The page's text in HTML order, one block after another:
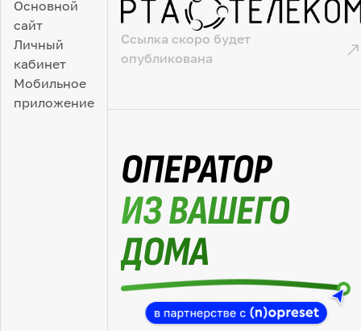
Основной
сайт
Личный
кабинет
Мобильное
приложение
Ссылка скоро будет
опубликована
ОПЕРАТОР
ИЗ ВАШЕГО
ДОМА